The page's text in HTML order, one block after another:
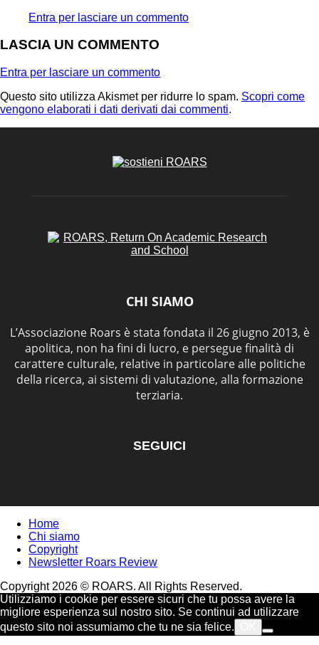
Entra per lasciare un commento
LASCIA UN COMMENTO
Entra per lasciare un commento
Questo sito utilizza Akismet per ridurre lo spam. Scopri come
vengono elaborati i dati derivati dai commenti.
CHI SIAMO
L’Associazione Roars è stata fondata il 26 giugno 2013, è
apolitica, non ha fini di lucro, e persegue finalità di
carattere culturale, relative in particolare alle politiche
della ricerca, ai sistemi di valutazione, alla formazione
terziaria.
SEGUICI
Home
Chi siamo
Copyright
Newsletter Roars Review
Copyright 2026 © ROARS. All Rights Reserved.
Utilizziamo i cookie per essere sicuri che tu possa avere la
migliore esperienza sul nostro sito. Se continui ad utilizzare
questo sito noi assumiamo che tu ne sia felice.